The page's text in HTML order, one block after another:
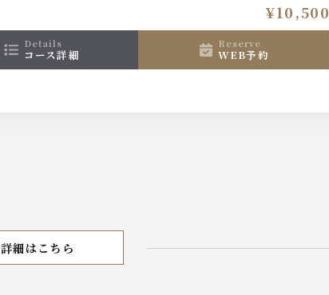
¥10,500
details
コース詳細
reserve
WEB予約
お得プラン
詳細はこちら